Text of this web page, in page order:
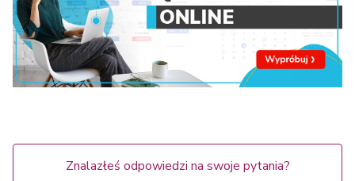
Znalazłeś odpowiedzi na swoje pytania?